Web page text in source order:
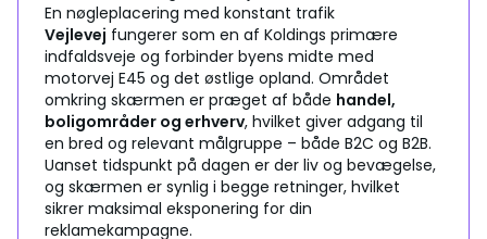
En nøgleplacering med konstant trafik
Vejlevej fungerer som en af Koldings primære
indfaldsveje og forbinder byens midte med
motorvej E45 og det østlige opland. Området
omkring skærmen er præget af både handel,
boligområder og erhverv, hvilket giver adgang til
en bred og relevant målgruppe – både B2C og B2B.
Uanset tidspunkt på dagen er der liv og bevægelse,
og skærmen er synlig i begge retninger, hvilket
sikrer maksimal eksponering for din
reklamekampagne.